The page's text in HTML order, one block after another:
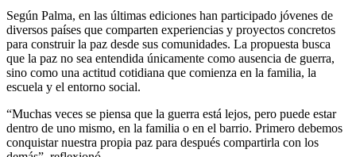
Según Palma, en las últimas ediciones han participado jóvenes de
diversos países que comparten experiencias y proyectos concretos
para construir la paz desde sus comunidades. La propuesta busca
que la paz no sea entendida únicamente como ausencia de guerra,
sino como una actitud cotidiana que comienza en la familia, la
escuela y el entorno social.
“Muchas veces se piensa que la guerra está lejos, pero puede estar
dentro de uno mismo, en la familia o en el barrio. Primero debemos
conquistar nuestra propia paz para después compartirla con los